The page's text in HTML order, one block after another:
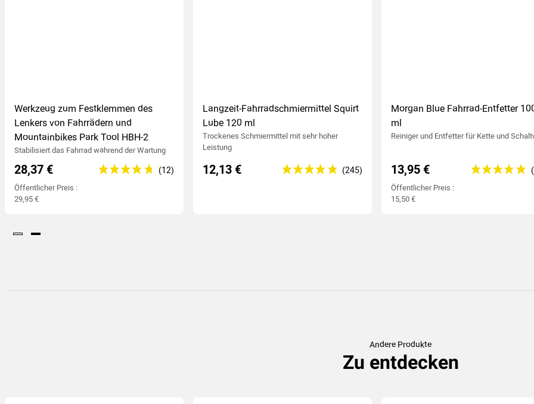
Werkzeug zum Festklemmen des
Lenkers von Fahrrädern und
Mountainbikes Park Tool HBH-2
Stabilisiert das Fahrrad während der Wartung
28,37 €
Öffentlicher Preis :
29,95 €
Langzeit-Fahrradschmiermittel Squirt
Lube 120 ml
Trockenes Schmiermittel mit sehr hoher
Leistung
12,13 €
Morgan Blue Fahrrad-Entfetter
ml
Reiniger und Entfetter für Kette und
13,95 €
Öffentlicher Preis :
15,50 €
Andere Produkte
Zu entdecken